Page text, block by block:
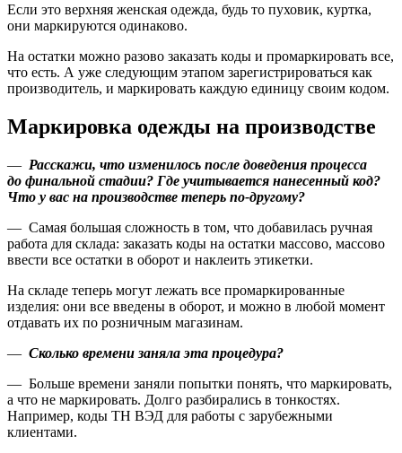
Если это верхняя женская одежда, будь то пуховик, куртка,
они маркируются одинаково.
На остатки можно разово заказать коды и промаркировать все,
что есть. А уже следующим этапом зарегистрироваться как
производитель, и маркировать каждую единицу своим кодом.
Маркировка одежды на производстве
— Расскажи, что изменилось после доведения процесса
до финальной стадии? Где учитывается нанесенный код?
Что у вас на производстве теперь по-другому?
— Самая большая сложность в том, что добавилась ручная
работа для склада: заказать коды на остатки массово, массово
ввести все остатки в оборот и наклеить этикетки.
На складе теперь могут лежать все промаркированные
изделия: они все введены в оборот, и можно в любой момент
отдавать их по розничным магазинам.
— Сколько времени заняла эта процедура?
— Больше времени заняли попытки понять, что маркировать,
а что не маркировать. Долго разбирались в тонкостях.
Например, коды ТН ВЭД для работы с зарубежными
клиентами.